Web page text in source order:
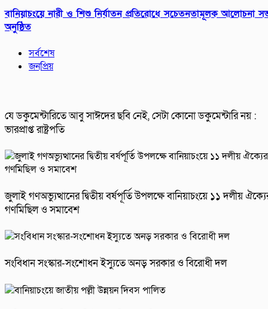
বানিয়াচংয়ে নারী ও শিশু নির্যাতন প্রতিরোধে সচেতনতামূলক আলোচনা
অনুষ্ঠিত
সর্বশেষ
জনপ্রিয়
যে ডকুমেন্টারিতে আবু সাঈদের ছবি নেই, সেটা কোনো ডকুমেন্টারি নয় :
ভারপ্রাপ্ত রাষ্ট্রপতি
জুলাই গণঅভ্যুত্থানের দ্বিতীয় বর্ষপূর্তি উপলক্ষে বানিয়াচংয়ে ১১ দলীয়
গণমিছিল ও সমাবেশ
সংবিধান সংস্কার-সংশোধন ইস্যুতে অনড় সরকার ও বিরোধী দল